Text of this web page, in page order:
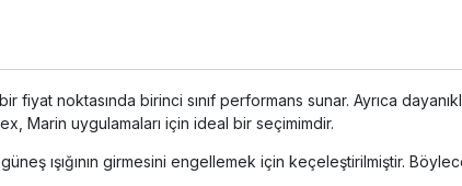
noktasında birinci sınıf performans sunar. Ayrıca
Marin uygulamaları için ideal bir seçimimdir.
ışığının girmesini engellemek için keçeleştirilmiştir.